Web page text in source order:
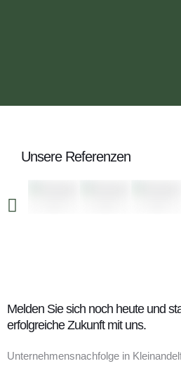
Unsere Referenzen
Melden Sie sich noch heute und
erfolgreiche Zukunft mit uns.
Unternehmensnachfolge in